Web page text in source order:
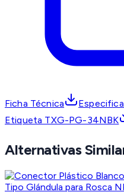
Ficha Técnica
Etiqueta TXG-PG-34NBK
Alternativas